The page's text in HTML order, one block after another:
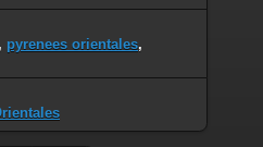
, pyrenees orientales,